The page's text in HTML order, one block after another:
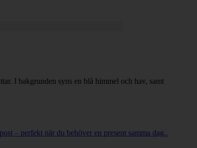
– perfekt när du behöver en present samma dag..